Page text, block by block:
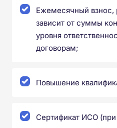
Ежемесячный взнос,
зависит от суммы
уровня
договорам;
Повышение
Сертификат ИСО